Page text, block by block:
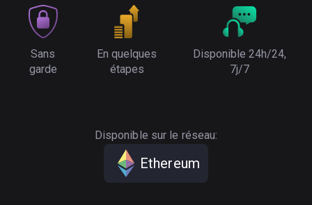
Sans
garde
En quelques
étapes
Disponible 24h/24,
7j/7
Disponible sur le réseau:
Ethereum